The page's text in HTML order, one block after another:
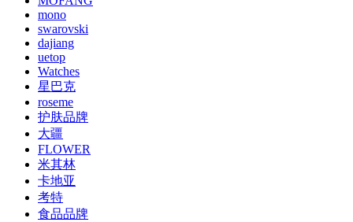
mono
swarovski
dajiang
uetop
Watches
星巴克
roseme
护肤品牌
大疆
FLOWER
米其林
卡地亚
考特
食品品牌